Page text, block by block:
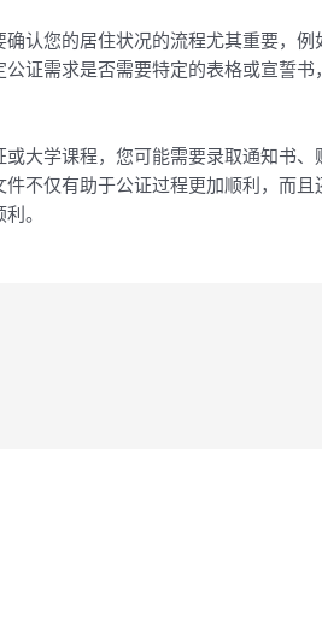
认您的居住状况的流程尤其重要，例
证需求是否需要特定的表格或宣誓书
大学课程，您可能需要录取通知书、
不仅有助于公证过程更加顺利，而且
。